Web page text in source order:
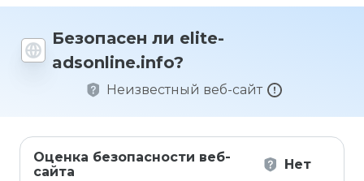
Безопасен ли elite-
adsonline.info?
Неизвестный веб-сайт
Оценка безопасности веб-
сайта
Нет
оценили
сайт от
1 до 5?